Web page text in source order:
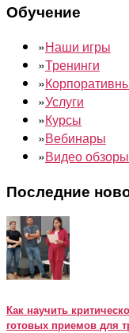
Обучение
»Наши игры
»Тренинги
»
»Услуги
»Курсы
»Вебинары
»Видео обзоры
Последние
Как научить
готовых приемов для